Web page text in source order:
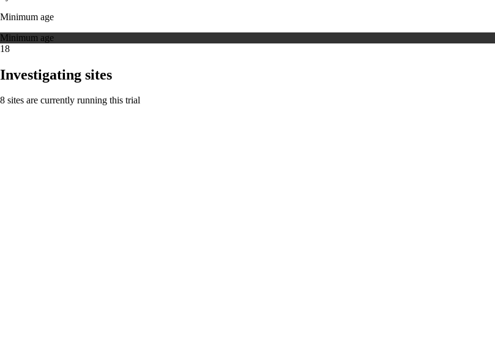
Minimum age
Minimum age
18
Investigating sites
8 sites are currently running this trial